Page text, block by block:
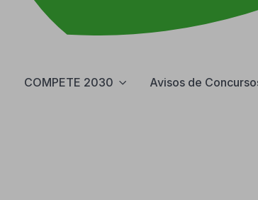
COMPETE 2030 Avisos de